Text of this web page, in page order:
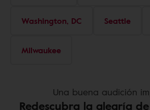
Washington, DC Seattle
Milwaukee
Una buena audición
Redescubra la alegría